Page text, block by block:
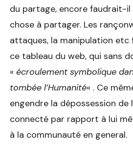
du partage, encore faudrait-il
chose à partager. Les
attaques, la manipulation
ce tableau du web, qui sans
« écroulement symbolique
tombée l’Humanité« . Ce
engendre la dépossession de
connecté par rapport à lui
à la communauté en general.